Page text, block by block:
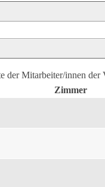
der Mitarbeiter/innen der
Zimmer